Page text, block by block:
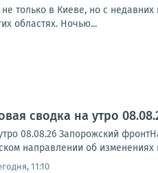
только в Киеве, но с
областях. Ночью...
сводка на утро
08.08.26 Запорожский
направлении об
11:10